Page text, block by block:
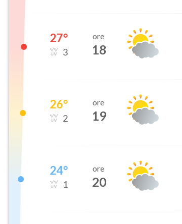
27°
3
ore
18
26°
2
ore
19
24°
1
ore
20